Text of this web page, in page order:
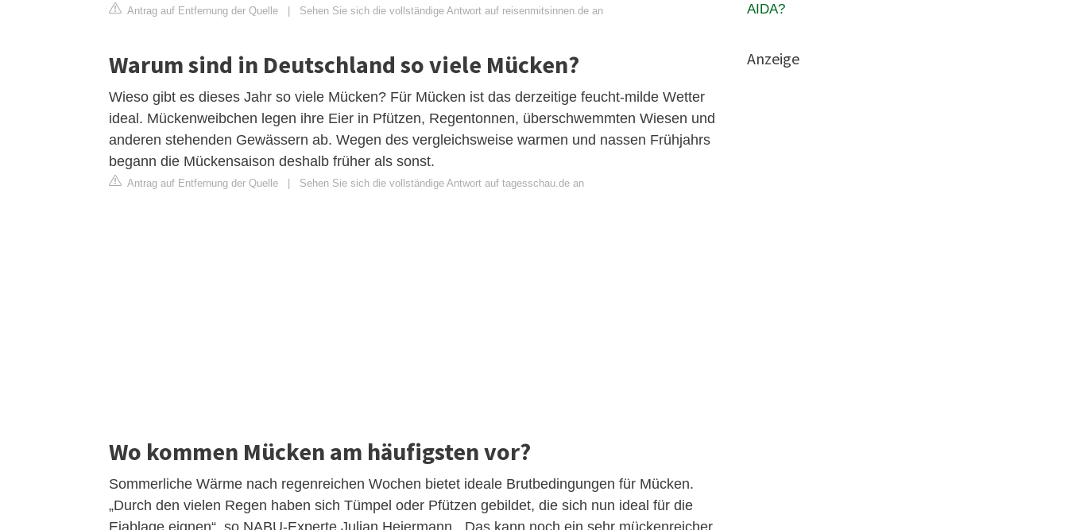
Antrag auf Entfernung der Quelle Sehen Sie sich die vollständige Antwort auf reisenmitsinnen.de an
Warum sind in Deutschland so viele Mücken?
Wieso gibt es dieses Jahr so viele Mücken? Für Mücken ist das derzeitige feucht-milde Wetter
ideal. Mückenweibchen legen ihre Eier in Pfützen, Regentonnen, überschwemmten Wiesen und
anderen stehenden Gewässern ab. Wegen des vergleichsweise warmen und nassen Frühjahrs
begann die Mückensaison deshalb früher als sonst.
Antrag auf Entfernung der Quelle Sehen Sie sich die vollständige Antwort auf tagesschau.de an
Wo kommen Mücken am häufigsten vor?
Sommerliche Wärme nach regenreichen Wochen bietet ideale Brutbedingungen für Mücken.
„Durch den vielen Regen haben sich Tümpel oder Pfützen gebildet, die sich nun ideal für die
Eiablage eignen“, so NABU-Experte Julian Heiermann. „Das kann noch ein sehr mückenreicher
AIDA?
Anzeige